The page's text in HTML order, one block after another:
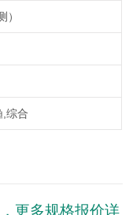
,综合
更多规格报价详